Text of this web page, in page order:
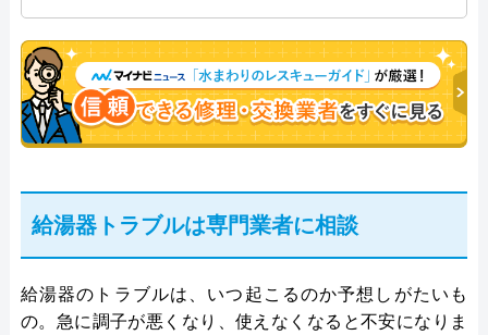
決。多くのお客様に信頼される「給湯器」のスペシ
ャリスト。
給湯器トラブルは専門業者に相談
給湯器のトラブルは、いつ起こるのか予想しがたいも
の。急に調子が悪くなり、使えなくなると不安になりま